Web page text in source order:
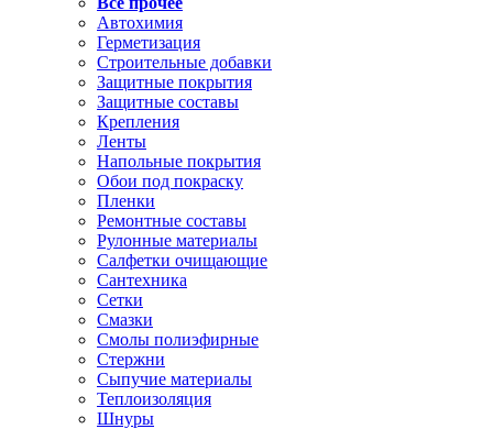
Автохимия
Герметизация
Строительные добавки
Защитные покрытия
Защитные составы
Крепления
Ленты
Напольные покрытия
Обои под покраску
Пленки
Ремонтные составы
Рулонные материалы
Салфетки очищающие
Сантехника
Сетки
Смазки
Смолы полиэфирные
Стержни
Сыпучие материалы
Теплоизоляция
Шнуры